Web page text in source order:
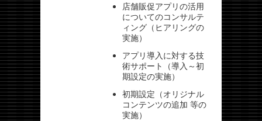
店舗販促アプリの活用
についてのコンサルテ
ィング（ヒアリングの
実施）
アプリ導入に対する技
術サポート（導入～初
期設定の実施）
初期設定（オリジナル
コンテンツの追加 等の
実施）